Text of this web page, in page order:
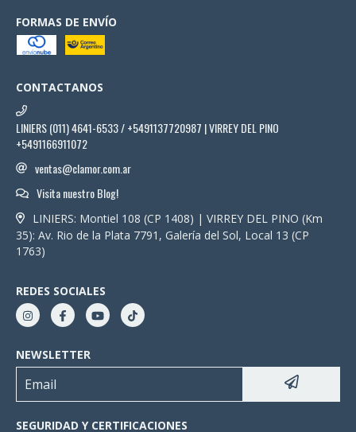
FORMAS DE ENVÍO
CONTACTANOS
LINIERS (011) 4641-6533 / +5491137720987 | VIRREY DEL PINO
+5491166911072
ventas@clamor.com.ar
Visita nuestro Blog!
LINIERS: Montiel 108 (CP 1408) | VIRREY DEL PINO (Km
35): Av. Rio de la Plata 7791, Galería del Sol, Local 13 (CP
1763)
REDES SOCIALES
NEWSLETTER
SEGURIDAD Y CERTIFICACIONES